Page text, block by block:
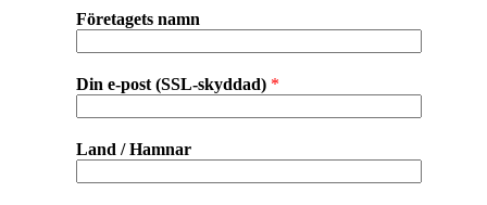
Företagets namn
Din e-post (SSL-skyddad) *
Land / Hamnar